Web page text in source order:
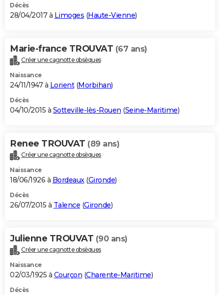
Décès
28/04/2017 à Limoges (Haute-Vienne)
Marie-france TROUVAT (67 ans)
Créer une cagnotte obsèques
Naissance
24/11/1947 à Lorient(Morbihan)
Décès
04/10/2015 à Sotteville-lès-Rouen (Seine-Maritime)
Renee TROUVAT (89 ans)
Créer une cagnotte obsèques
Naissance
18/06/1926 à Bordeaux(Gironde)
Décès
26/07/2015 à Talence (Gironde)
Julienne TROUVAT (90 ans)
Créer une cagnotte obsèques
Naissance
02/03/1925 à Courçon (Charente-Maritime)
Décès